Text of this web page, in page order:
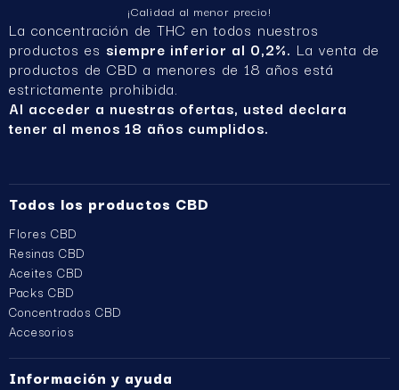
¡Calidad al menor precio!
La concentración de THC en todos nuestros
productos es siempre inferior al 0,2%. La venta de
productos de CBD a menores de 18 años está
estrictamente prohibida.
Al acceder a nuestras ofertas, usted declara
tener al menos 18 años cumplidos.
Todos los productos CBD
Flores CBD
Resinas CBD
Aceites CBD
Packs CBD
Concentrados CBD
Accesorios
Información y ayuda